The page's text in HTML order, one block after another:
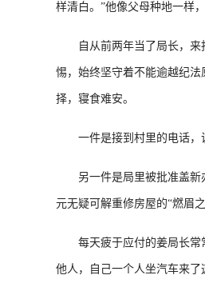
样清白。”他像父母种地一样
自从前两年当了局长，来找
惕，始终坚守着不能逾越纪
择，寝食难安。
一件是接到村里的电话，说
另一件是局里被批准盖新办
元无疑可解重修房屋的“燃眉
每天疲于应付的姜局长常常
他人，自己一个人坐汽车来了